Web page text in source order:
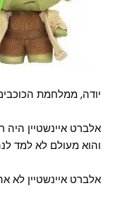
יודה, ממלחמת
אלברט איינשטיין היה
והוא מעולם לא למד
אלברט איינשטיין לא